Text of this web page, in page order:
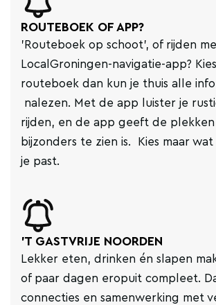
ROUTEBOEK OF APP?
'Routeboek op schoot', of rijden
LocalGroningen-navigatie-app?
routeboek dan kun je thuis alle
nalezen. Met de app luister je
rijden, en de app geeft de plekken
bijzonders te zien is. Kies maar
je past.
'T GASTVRIJE NOORDEN
Lekker eten, drinken én slapen
of paar dagen eropuit compleet.
connecties en samenwerking met